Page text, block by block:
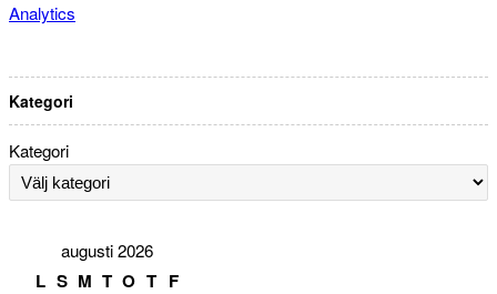
Analytics
Kategori
Kategori
augusti 2026
L S M T O T F